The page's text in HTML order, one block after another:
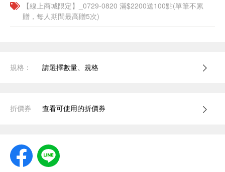
【線上商城限定】_0729-0820 滿$2200送100點(單筆不累
贈，每人期間最高贈5次)
規格： 請選擇數量、規格
折價券 查看可使用的折價券